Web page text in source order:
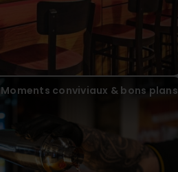
Moments conviviaux & bons plans